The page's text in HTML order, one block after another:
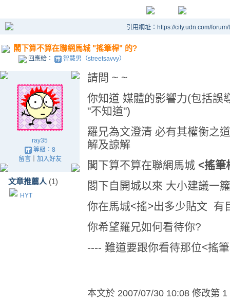
引用網址：https://city.udn.com/
閣下算不算在聯網馬城 "搖筆桿" 的?
回應給： 智慧男（streetsavvy）
ray35
等級：8
留言｜ 加入好友
文章推薦人 (1)
HYT
請問 ~ ~
你知道 媒體的影響力(包括誤
"不知道")
羅兄為文澄清 必有其權衡之
解及諒解
閣下算不算在聯網馬城 <搖筆
閣下自開城以來 大小建議一
你在馬城<搖>出多少貼文 有
你希望羅兄如何看待你?
---- 難道要跟你看待那位<搖
本文於 2007/07/30 10:08 修改第 1